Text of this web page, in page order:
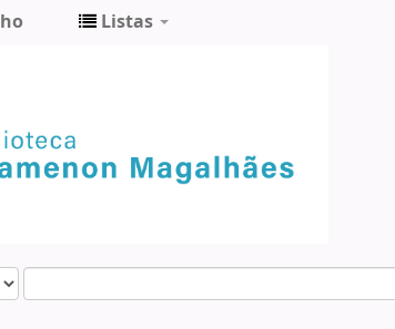
Listas